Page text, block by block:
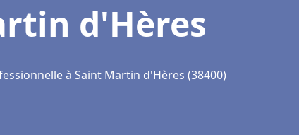
d'Hères
à Saint Martin d'Hères (38400)